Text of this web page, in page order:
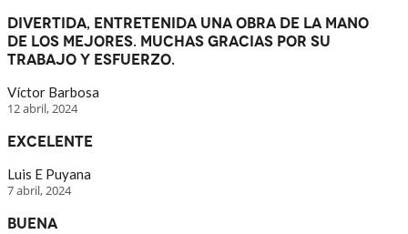
Divertida, entretenida una obra de la mano
de los mejores. Muchas gracias por su
trabajo y esfuerzo.
Víctor Barbosa
12 abril, 2024
Excelente
Luis E Puyana
7 abril, 2024
Buena